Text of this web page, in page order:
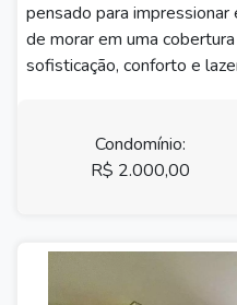
pensado para impressionar
de morar em uma
sofisticação, conforto e
Condomínio:
R$ 2.000,00